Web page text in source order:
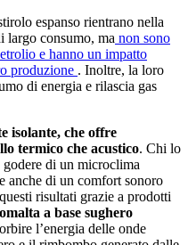
espanso rientrano nella
largo consumo, ma non sono
e hanno un impatto
produzione . Inoltre, la loro
di energia e rilascia gas
isolante, che offre
termico che acustico. Chi lo
di un microclima
anche di un comfort sonoro
risultati grazie a prodotti
a base sughero
l’energia delle onde